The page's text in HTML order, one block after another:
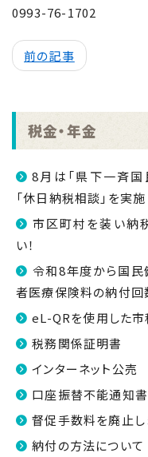
0993-76-1702
前の記事
税金・年金
8月は「県下一斉
「休日納税相談」を実施
市区町村を装い納
い！
令和8年度から国民
者医療保険料の納付回
eL-QRを使用した
税務関係証明書
インターネット公売
口座振替不能通知
督促手数料を廃止し
納付の方法について